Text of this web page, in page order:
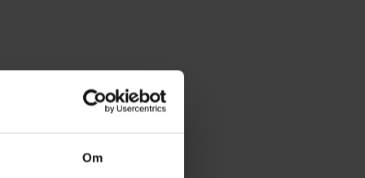
Om
Hos